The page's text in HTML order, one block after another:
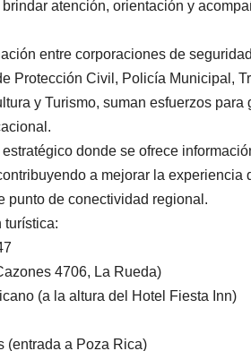
atención, orientación y
entre corporaciones de
Protección Civil, Policía Municipal,
y Turismo, suman esfuerzos
donde se ofrece
a mejorar la experiencia
punto de conectividad regional.
turística:
4706, La Rueda)
(a la altura del Hotel Fiesta Inn)
(entrada a Poza Rica)